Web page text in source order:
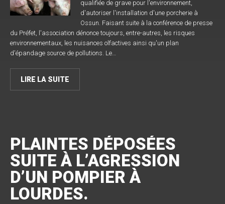
qualifiée de grave pour l'environnement,
d'autoriser l'installation d'une porcherie à
Ossun. Faisant suite à la conférence de presse
du Préfet, l'association dénonce toujours, entre-autres, les risques
environnementaux, les nuisances olfactives ainsi qu'un plan
d'épandage source de pollutions. Le…
LIRE LA SUITE
PLAINTES DÉPOSÉES
SUITE À L’AGRESSION
D’UN POMPIER À
LOURDES.